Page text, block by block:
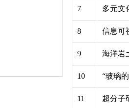
7 多元文
8 信息可
9 海洋岩
10 “玻璃
11 超分子